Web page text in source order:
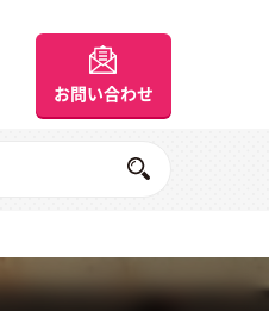
お問い合わせ